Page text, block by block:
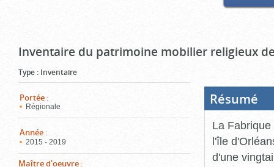
Inventaire du patrimoine mobilier religieux
Type : Inventaire
Portée :
Régionale
Année :
2015 - 2019
Maître d'oeuvre :
Résumé
La
l'île
d'une